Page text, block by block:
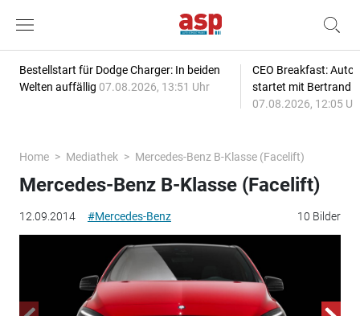
Bestellstart für Dodge Charger: In beiden
Welten auffällig 07.08.2026, 13:51 Uhr
CEO Breakfast:
startet mit Bertrand
07.08.2026, 12:05
Home Mediathek Mercedes-Benz B-Klasse (Facelift)
12.09.2014 #Mercedes-Benz 10 Bilder
Mercedes-Benz B-Klasse (Facelift)